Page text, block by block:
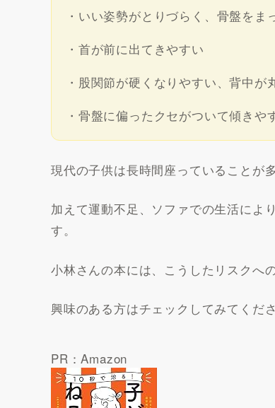
・いい姿勢がとりづらく、骨盤をま
・首が前に出てきやすい
・股関節が硬くなりやすい、背中
・骨盤に偏ったクセがついて傾きや
現代の子供は長時間座っていることが
加えて運動不足、ソファでの生活によ
す。
小林さんの本には、こうしたリスクへ
興味のある方はチェックしてみてくださ
PR：Amazon